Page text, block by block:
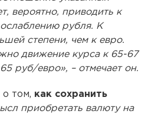
вероятно, приводить к
рубля. К
степени, чем к евро.
движение курса к 65-67
руб/евро», – отмечает он.
о том, как сохранить
приобретать валюту на